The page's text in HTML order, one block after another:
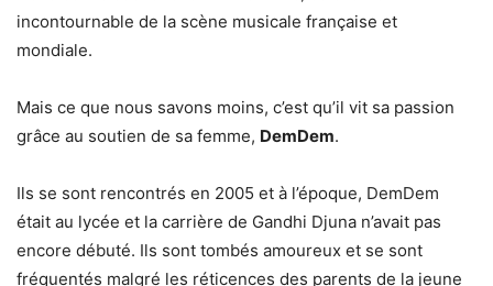
incontournable de la scène musicale française et
mondiale.
Mais ce que nous savons moins, c’est qu’il vit sa passion
grâce au soutien de sa femme, DemDem.
Ils se sont rencontrés en 2005 et à l’époque, DemDem
était au lycée et la carrière de Gandhi Djuna n’avait pas
encore débuté. Ils sont tombés amoureux et se sont
fréquentés malgré les réticences des parents de la jeune